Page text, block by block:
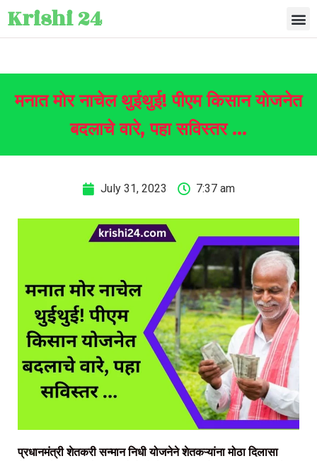
Krishi 24
मनात मोर नाचेल थुईथुई! पीएम किसान योजनेत
बदलाचे वारे, पहा सविस्तर …
July 31, 2023 7:37 am
प्रधानमंत्री शेतकरी सन्मान निधी योजनेने शेतकऱ्यांना मोठा दिलासा